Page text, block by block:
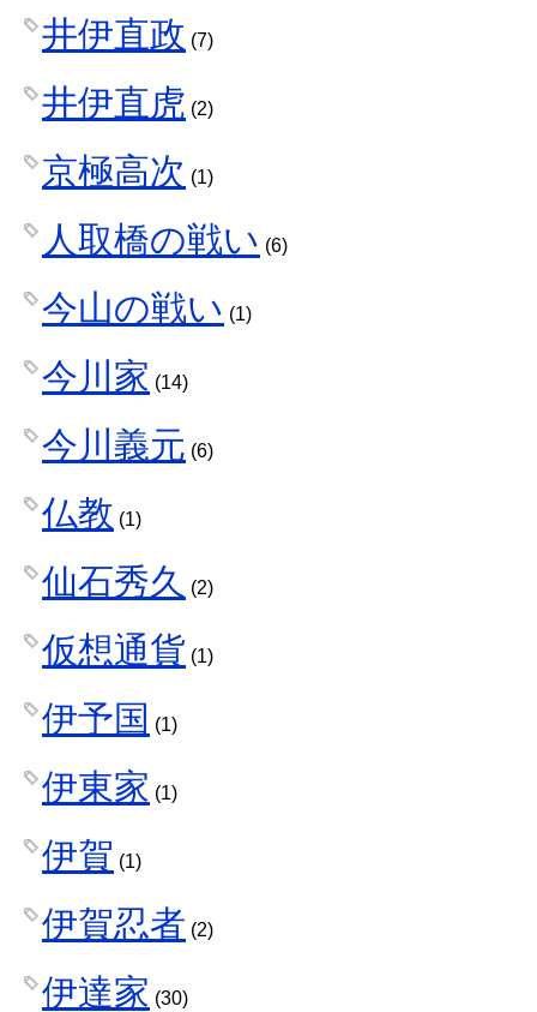
井伊直政 (7)
井伊直虎 (2)
京極高次 (1)
人取橋の戦い (6)
今山の戦い (1)
今川家 (14)
今川義元 (6)
仏教 (1)
仙石秀久 (2)
仮想通貨 (1)
伊予国 (1)
伊東家 (1)
伊賀 (1)
伊賀忍者 (2)
伊達家 (30)